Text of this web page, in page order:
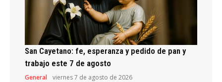
San Cayetano: fe, esperanza y pedido de pan y
trabajo este 7 de agosto
General viernes 7 de agosto de 2026